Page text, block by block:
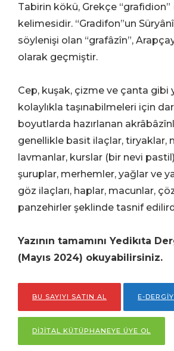
Tabirin kökü, Grekçe “grafidion”
kelimesidir. “Gradifon”un
söylenişi olan “grafâzîn”,
olarak geçmiştir.
Cep, kuşak, çizme ve çanta gibi
kolaylıkla taşınabilmeleri için
boyutlarda hazırlanan
genellikle basit ilaçlar, tiryaklar,
lavmanlar, kurslar (bir nevi
şuruplar, merhemler, yağlar ve
göz ilaçları, haplar, macunlar,
panzehirler şeklinde tasnif
Yazının tamamını Yedikıta
(Mayıs 2024) okuyabilirsiniz.
BU SAYIYI SATIN AL E-
DİJİTAL KÜTÜPHANEYE ÜYE OL